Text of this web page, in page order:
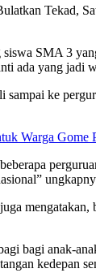
Tekad,
SMA 3
ada yang jadi
ke
Warga Gome
bagi anak-
kedepan